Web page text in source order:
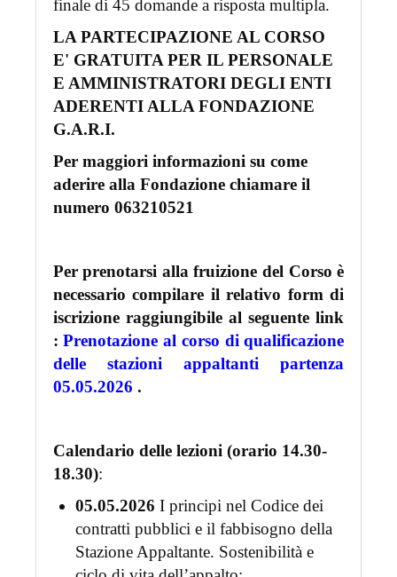
finale di 45 domande a risposta multipla.
LA PARTECIPAZIONE AL CORSO
E' GRATUITA PER IL PERSONALE
E AMMINISTRATORI DEGLI ENTI
ADERENTI ALLA FONDAZIONE
G.A.R.I.
Per maggiori informazioni su come
aderire alla Fondazione chiamare il
numero 063210521
Per prenotarsi alla fruizione del Corso è
necessario compilare il relativo form di
iscrizione raggiungibile al seguente link
:Prenotazione al corso di qualificazione
delle stazioni appaltanti partenza
05.05.2026 .
Calendario delle lezioni (orario 14.30-
18.30):
05.05.2026 I principi nel Codice dei
contratti pubblici e il fabbisogno della
Stazione Appaltante. Sostenibilità e